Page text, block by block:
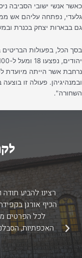
כאשר אנשי ישובי הסביבה
גלעדי, נפתחה עליהם אש
גם בבארות יצחק בכנרת
בסך הכל, בפעולות
נרחבת אשר הייתה מיועדת
השחורה".
רצינו להביע
הכיף אורגן
לכל הפרטים
האכפתיות,הקודם